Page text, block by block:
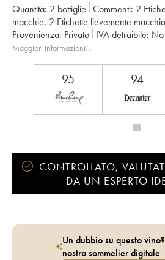
Quantità: 2 bottiglie Commenti: 2
macchie, 2 Etichette lievemente
Provenienza:
privato IVA detraibile:
no
Regione:
Valle del Rodano
Maggiori informazioni…
95 94
CONTROLLATO,
DA UN ESPERTO
Un dubbio su questo
nostra sommelier digitale